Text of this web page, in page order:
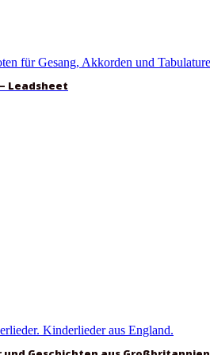
Leadsheet